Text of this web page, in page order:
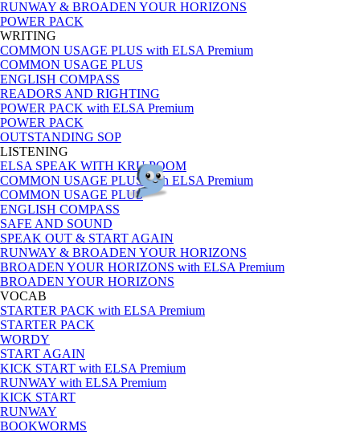
RUNWAY & BROADEN YOUR HORIZONS
POWER PACK
WRITING
COMMON USAGE PLUS with ELSA Premium
COMMON USAGE PLUS
ENGLISH COMPASS
READORS AND RIGHTING
POWER PACK with ELSA Premium
POWER PACK
OUTSTANDING SOP
LISTENING
ELSA SPEAK WITH KRU POOM
COMMON USAGE PLUS with ELSA Premium
COMMON USAGE PLUS
ENGLISH COMPASS
SAFE AND SOUND
SPEAK OUT & START AGAIN
RUNWAY & BROADEN YOUR HORIZONS
BROADEN YOUR HORIZONS with ELSA Premium
BROADEN YOUR HORIZONS
VOCAB
STARTER PACK with ELSA Premium
STARTER PACK
WORDY
START AGAIN
KICK START with ELSA Premium
RUNWAY with ELSA Premium
KICK START
RUNWAY
BOOKWORMS